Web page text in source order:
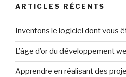
ARTICLES RÉCENTS
Inventons le logiciel dont vous
L’âge d’or du développement
Apprendre en réalisant des